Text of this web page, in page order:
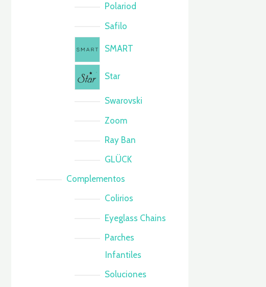
Polariod
Safilo
SMART
Star
Swarovski
Zoom
Ray Ban
GLÜCK
Complementos
Colirios
Eyeglass Chains
Parches
Infantiles
Soluciones